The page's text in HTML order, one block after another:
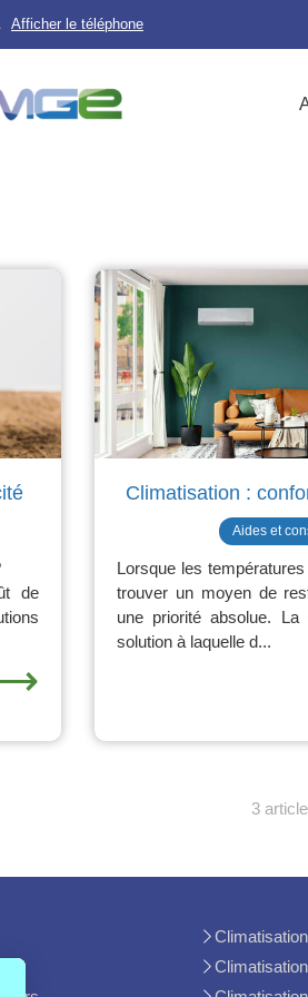
Afficher le téléphone
de
Climatisation :
Aides et
Lorsque les
trouver un moyen de
une priorité absolue.
solution à laquelle d...
3